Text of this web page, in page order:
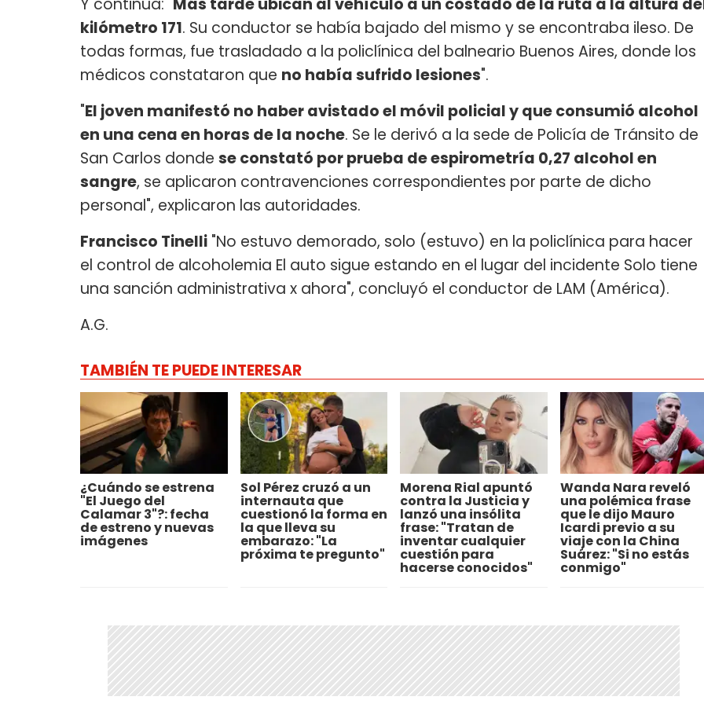
Y continúa: " Más tarde ubican al vehículo a un costado de la ruta a la altura
kilómetro 171. Su conductor se había bajado del mismo y se encontraba ileso. De
todas formas, fue trasladado a la policlínica del balneario Buenos Aires, donde los
médicos constataron que no había sufrido lesiones".
"El joven manifestó no haber avistado el móvil policial y que consumió alcohol
en una cena en horas de la noche. Se le derivó a la sede de Policía de Tránsito de
San Carlos donde se constató por prueba de espirometría 0,27 alcohol en
sangre, se aplicaron contravenciones correspondientes por parte de dicho
personal", explicaron las autoridades.
Francisco Tinelli "No estuvo demorado, solo (estuvo) en la policlínica para hacer
el control de alcoholemia El auto sigue estando en el lugar del incidente Solo tiene
una sanción administrativa x ahora", concluyó el conductor de LAM (América).
A.G.
TAMBIÉN TE PUEDE INTERESAR
¿Cuándo se estrena
"El Juego del
Calamar 3"?: fecha
de estreno y nuevas
imágenes
Sol Pérez cruzó a un
internauta que
cuestionó la forma en
la que lleva su
embarazo: "La
próxima te pregunto"
Morena Rial apuntó
contra la Justicia y
lanzó una insólita
frase: "Tratan de
inventar cualquier
cuestión para
hacerse conocidos"
Wanda Nara reveló
una polémica frase
que le dijo Mauro
Icardi previo a su
viaje con la China
Suárez: "Si no estás
conmigo"